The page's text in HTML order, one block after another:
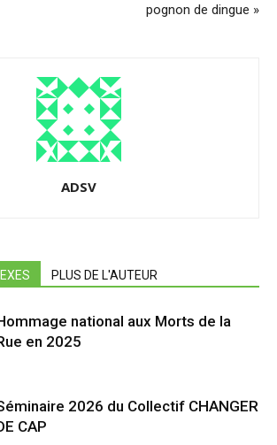
pognon de dingue »
ADSV
PLUS DE L'AUTEUR
national aux Morts de la
en 2025
2026 du Collectif CHANGER
CAP